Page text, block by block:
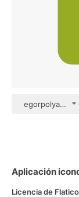
egorpolyakov
Aplicación
Licencia de